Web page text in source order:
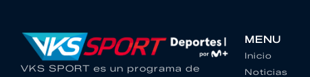
VKS SPORT es un programa de
MENU
Inicio
Noticias